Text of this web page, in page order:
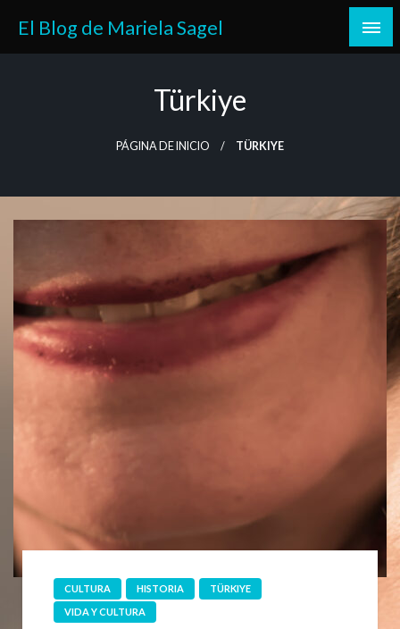
contenido
El Blog de Mariela Sagel
Türkiye
PÁGINA DE INICIO TÜRKIYE
CULTURA HISTORIA
TÜRKIYE
VIDA Y CULTURA